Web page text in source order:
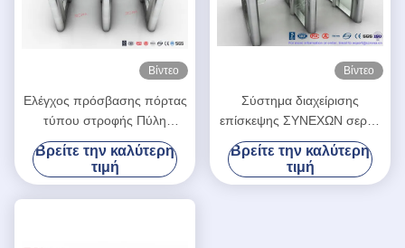
Βίντεο
Ελέγχος πρόσβασης πόρτας
τύπου στροφής Πύλη
στροφής ταχύτητας Πύλη
στροφής για γραφείο
Βρείτε την καλύτερη
τιμή
Βίντεο
Σύστημα διαχείρισης
επίσκεψης ΣΥΝΕΧΩΝ σερβο
μηχανών περιστροφικών
πυλών πυλών υψηλής
ταχύτητας για το κτήριο
Βρείτε την καλύτερη
τιμή